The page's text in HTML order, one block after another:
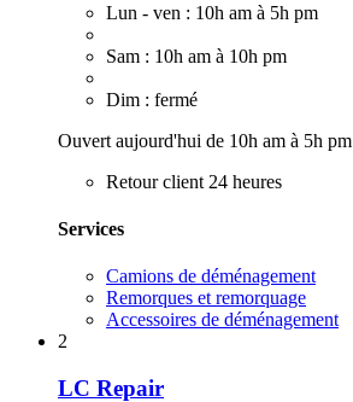
Lun - ven : 10h am à 5h pm
Sam : 10h am à 10h pm
Dim : fermé
Ouvert aujourd'hui de 10h am à 5h pm
Retour client 24 heures
Services
Camions de déménagement
Remorques et remorquage
Accessoires de déménagement
2
LC Repair